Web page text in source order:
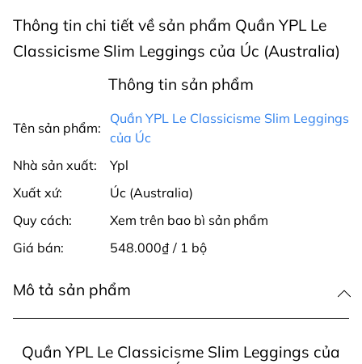
Thông tin chi tiết về sản phẩm Quần YPL Le
Classicisme Slim Leggings của Úc (Australia)
Thông tin sản phẩm
Tên sản phẩm:
Quần YPL Le Classicisme Slim Leggings
của Úc
Nhà sản xuất:
Ypl
Xuất xứ:
Úc (Australia)
Quy cách:
Xem trên bao bì sản phẩm
Giá bán:
548.000₫ / 1 bộ
Mô tả sản phẩm
Quần YPL Le Classicisme Slim Leggings của